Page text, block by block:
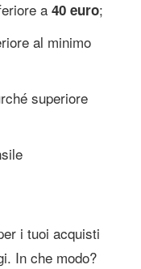
a 40 euro;
al minimo
superiore
i tuoi acquisti
In che modo?